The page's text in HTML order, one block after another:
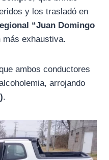
y los trasladó en
“Juan Domingo
más exhaustiva.
ambos conductores
arrojando
.